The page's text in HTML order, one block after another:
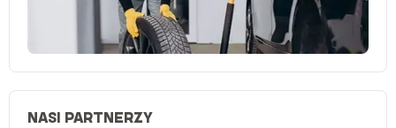
NASI PARTNERZY